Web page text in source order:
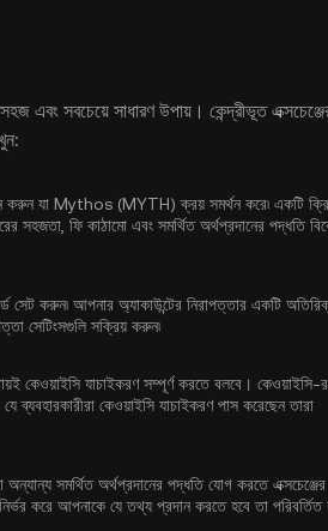
এবং সবচেয়ে সাধারণ উপায়। কেন্দ্রীভূত
করুন যা Mythos (MYTH) ক্রয় সমর্থন করে৷ একটি
সহজতা, ফি কাঠামো এবং সমর্থিত অর্থপ্রদানের পদ্ধতি
সেট করুন৷ আপনার অ্যাকাউন্টের নিরাপত্তার একটি
সেটিংসগুলি সক্রিয় করুন৷
কেওয়াইসি যাচাইকরণসম্পূর্ণ করতে বলবে। কেওয়াইসি-
কেওয়াইসি যাচাইকরণ পাস করেছেন তারা
অন্যান্য সমর্থিত অর্থপ্রদানের পদ্ধতি যোগ করতে এক্সচেঞ্জের
করে আপনাকে যে তথ্য প্রদান করতে হবে তা পরিবর্তিত